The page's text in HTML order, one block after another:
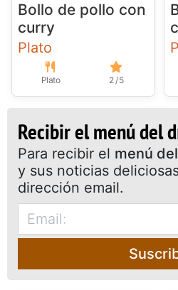
Bollo de pollo con
curry
Plato
Plato 2 / 5
Recibir el menú del
Para recibir el menú
y sus noticias
dirección email.